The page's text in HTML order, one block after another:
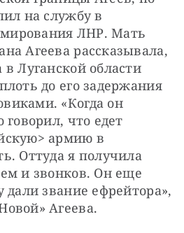
на службу в
ЛНР. Мать
Агеева рассказывала,
Луганской области
до его задержания
«Когда он
что едет
армию в
Оттуда я получила
и звонков. Он еще
дали звание ефрейтора»,
Агеева.